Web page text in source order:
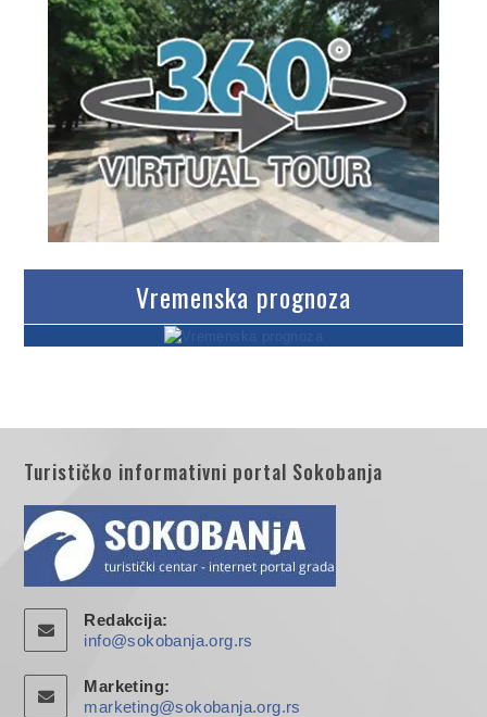
Vremenska prognoza
Turističko informativni portal Sokobanja
Redakcija:
info@sokobanja.org.rs
Marketing:
marketing@sokobanja.org.rs